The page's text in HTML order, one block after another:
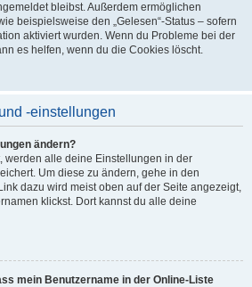
bleibst. Außerdem ermöglichen
beispielsweise den „Gelesen“-Status – sofern
aktiviert wurden. Wenn du Probleme bei der
es helfen, wenn du die Cookies löscht.
-einstellungen
ändern?
werden alle deine Einstellungen in der
Um diese zu ändern, gehe in den
dazu wird meist oben auf der Seite angezeigt,
klickst. Dort kannst du alle deine
mein Benutzername in der Online-Liste